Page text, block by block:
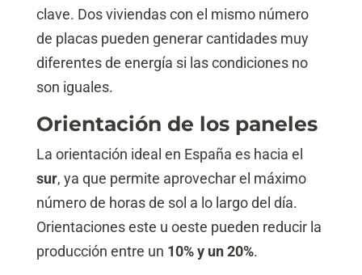
clave. Dos viviendas con el mismo número
de placas pueden generar cantidades muy
diferentes de energía si las condiciones no
son iguales.
Orientación de los paneles
La orientación ideal en España es hacia el
sur, ya que permite aprovechar el máximo
número de horas de sol a lo largo del día.
Orientaciones este u oeste pueden reducir la
producción entre un 10% y un 20%.